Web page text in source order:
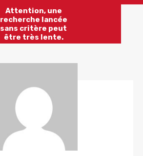
Attention, une
recherche lancée
sans critère peut
être très lente.